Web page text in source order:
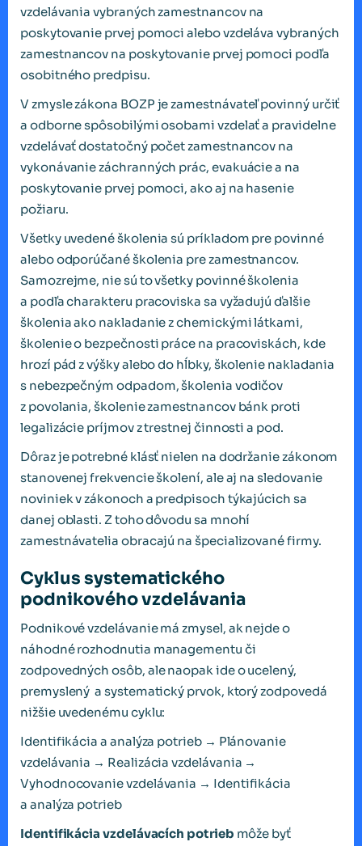
vzdelávania vybraných zamestnancov na
poskytovanie prvej pomoci alebo vzdeláva vybraných
zamestnancov na poskytovanie prvej pomoci podľa
osobitného predpisu.
V zmysle zákona BOZP je zamestnávateľ povinný určiť
a odborne spôsobilými osobami vzdelať a pravidelne
vzdelávať dostatočný počet zamestnancov na
vykonávanie záchranných prác, evakuácie a na
poskytovanie prvej pomoci, ako aj na hasenie
požiaru.
Všetky uvedené školenia sú príkladom pre povinné
alebo odporúčané školenia pre zamestnancov.
Samozrejme, nie sú to všetky povinné školenia
a podľa charakteru pracoviska sa vyžadujú ďalšie
školenia ako nakladanie z chemickými látkami,
školenie o bezpečnosti práce na pracoviskách, kde
hrozí pád z výšky alebo do hĺbky, školenie nakladania
s nebezpečným odpadom, školenia vodičov
z povolania, školenie zamestnancov bánk proti
legalizácie príjmov z trestnej činnosti a pod.
Dôraz je potrebné klásť nielen na dodržanie zákonom
stanovenej frekvencie školení, ale aj na sledovanie
noviniek v zákonoch a predpisoch týkajúcich sa
danej oblasti. Z toho dôvodu sa mnohí
zamestnávatelia obracajú na špecializované firmy.
Cyklus systematického
podnikového vzdelávania
Podnikové vzdelávanie má zmysel, ak nejde o
náhodné rozhodnutia managementu či
zodpovedných osôb, ale naopak ide o ucelený,
premyslený a systematický prvok, ktorý zodpovedá
nižšie uvedenému cyklu:
Identifikácia a analýza potrieb → Plánovanie
vzdelávania → Realizácia vzdelávania →
Vyhodnocovanie vzdelávania → Identifikácia
a analýza potrieb
Identifikácia vzdelávacích potrieb môže byť